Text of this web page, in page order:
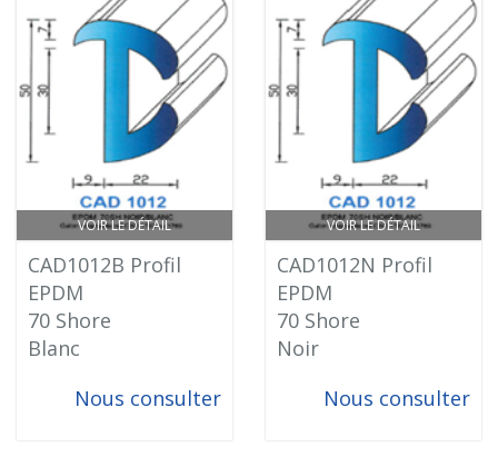
VOIR LE DÉTAIL
CAD1012B Profil
EPDM
70 Shore
Blanc
Nous consulter
VOIR LE DÉTAIL
CAD1012N Profil
EPDM
70 Shore
Noir
Nous consulter